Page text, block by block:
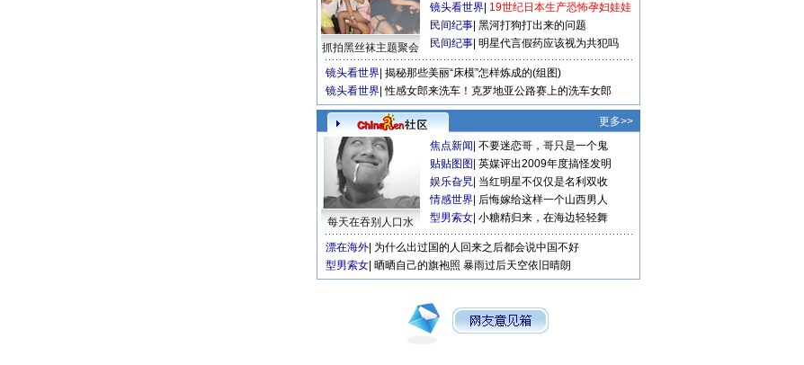
抓拍黑丝袜主题聚会
镜头看世界 19世纪日本生产恐怖孕妇娃娃
民间纪事 黑河打狗打出来的问题
民间纪事 明星代言假药应该视为共犯吗
镜头看世界 揭秘那些美丽“床模”怎样炼成的(组图)
镜头看世界 性感女郎来洗车！克罗地亚公路赛上的洗车女郎
更多>>
每天在吞别人口水
焦点新闻 不要迷恋哥，哥只是一个鬼
贴贴图图 英媒评出2009年度搞怪发明
娱乐旮旯 当红明星不仅仅是名利双收
情感世界 后悔嫁给这样一个山西男人
型男索女 小糖精归来，在海边轻轻舞
漂在海外 为什么出过国的人回来之后都会说中国不好
型男索女 晒晒自己的旗袍照 暴雨过后天空依旧晴朗